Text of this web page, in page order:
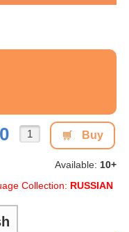
Buy
Available: 10+
Collection: RUSSIAN